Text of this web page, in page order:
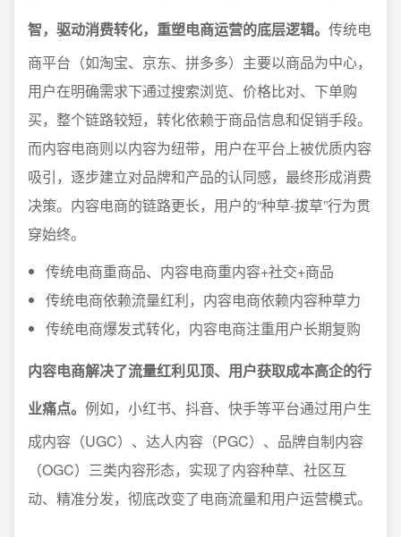
智，驱动消费转化，重塑电商运营的底层逻辑。 传统电
商平台（如淘宝、京东、拼多多）主要以商品为中心，
用户在明确需求下通过搜索浏览、价格比对、下单购
买，整个链路较短，转化依赖于商品信息和促销手段。
而内容电商则以内容为纽带，用户在平台上被优质内容
吸引，逐步建立对品牌和产品的认同感，最终形成消费
决策。内容电商的链路更长，用户的“种草-拔草”行为贯
穿始终。
传统电商重商品、内容电商重内容+社交+商品
传统电商依赖流量红利，内容电商依赖内容种草力
传统电商爆发式转化，内容电商注重用户长期复购
内容电商解决了流量红利见顶、用户获取成本高企的行
业痛点。 例如，小红书、抖音、快手等平台通过用户生
成内容（UGC）、达人内容（PGC）、品牌自制内容
（OGC）三类内容形态，实现了内容种草、社区互
动、精准分发，彻底改变了电商流量和用户运营模式。